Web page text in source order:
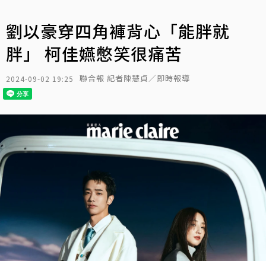
劉以豪穿四角褲背心「能胖就
胖」 柯佳嬿憋笑很痛苦
2024-09-02 19:25 聯合報 記者陳慧貞／即時報導